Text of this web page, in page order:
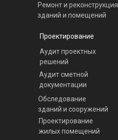
Проектирование
Проектирование
жилых помещений
Обследование
зданий и сооружений
Аудит сметной
документации
Аудит проектных
решений
Ремонт и реконструкция
зданий и помещений